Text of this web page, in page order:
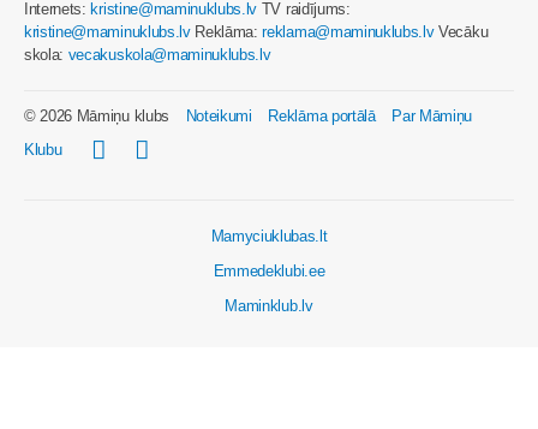
Internets: kristine@maminuklubs.lv TV raidījums:
kristine@maminuklubs.lvReklāma:reklama@maminuklubs.lvVecāku
skola: vecakuskola@maminuklubs.lv
© 2026 Māmiņu klubs Noteikumi Reklāma portālā
Par Māmiņu
Klubu
Mamyciuklubas.lt
Emmedeklubi.ee
Maminklub.lv